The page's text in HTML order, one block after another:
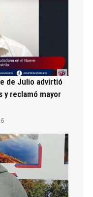
de Julio advirtió
y reclamó mayor